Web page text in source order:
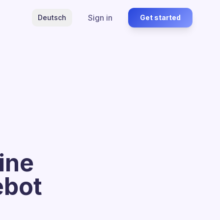
Deutsch Sign in Get started